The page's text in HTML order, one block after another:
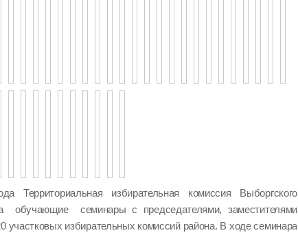
избирательная комиссия Выборгского
обучающие семинары с председателями, заместителями
участковых избирательных комиссий района. В ходе семинара